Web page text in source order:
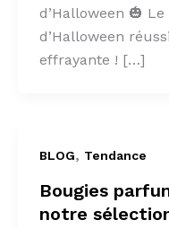
d’Halloween 🎃
d’Halloween
effrayante ! […]
BLOG, Tendance
Bougies
notre